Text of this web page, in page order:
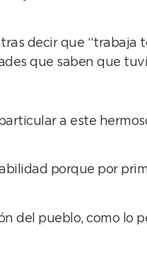
decir que “trabaja
que saben que
a este
porque por
del pueblo, como lo